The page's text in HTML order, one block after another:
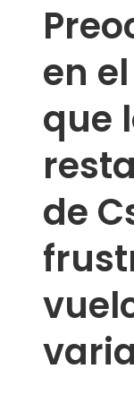
en
que
de